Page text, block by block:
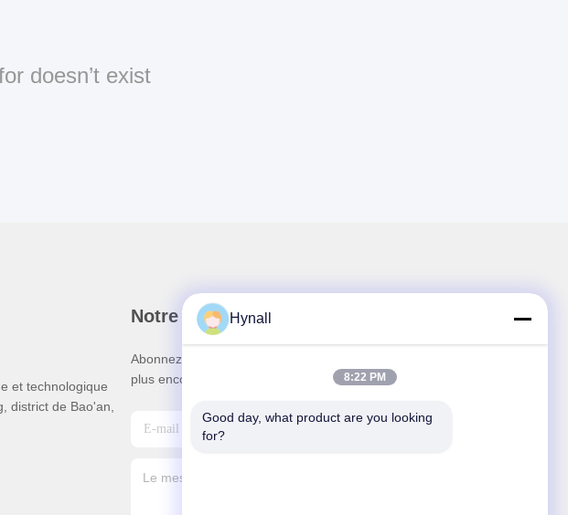
doesn’t exist
et technologique
district de Bao'an,
Notre newsletter
Abonnez-vous à notre newsletter pour des réductions et
plus encore.
Hynall
8:22 PM
Good day, what product are you looking
for?